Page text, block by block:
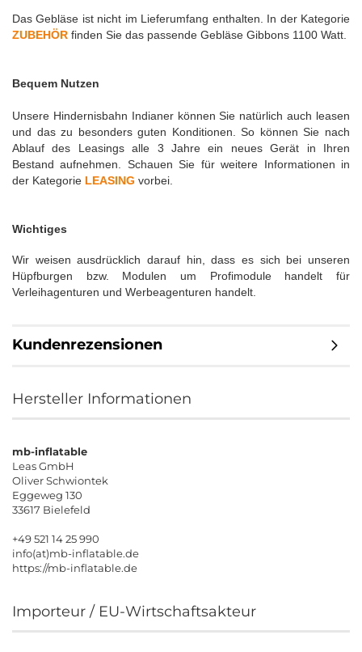
Das Gebläse ist nicht im Lieferumfang enthalten. In der Kategorie
ZUBEHÖR finden Sie das passende Gebläse Gibbons 1100 Watt.
Bequem Nutzen
Unsere Hindernisbahn Indianer können Sie natürlich auch leasen
und das zu besonders guten Konditionen. So können Sie nach
Ablauf des Leasings alle 3 Jahre ein neues Gerät in Ihren
Bestand aufnehmen. Schauen Sie für weitere Informationen in
der Kategorie LEASING vorbei.
Wichtiges
Wir weisen ausdrücklich darauf hin, dass es sich bei unseren
Hüpfburgen bzw. Modulen um Profimodule handelt für
Verleihagenturen und Werbeagenturen handelt.
Kundenrezensionen
Hersteller Informationen
mb-inflatable
Leas GmbH
Oliver Schwiontek
Eggeweg 130
33617 Bielefeld
+49 521 14 25 990
info(at)mb-inflatable.de
https://mb-inflatable.de
Importeur / EU-Wirtschaftsakteur